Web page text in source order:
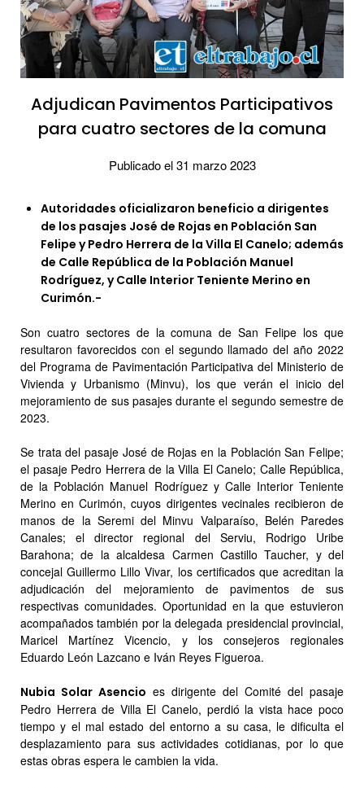
Adjudican Pavimentos Participativos
para cuatro sectores de la comuna
Publicado el 31 marzo 2023
Autoridades oficializaron beneficio a dirigentes
de los pasajes José de Rojas en Población San
Felipe y Pedro Herrera de la Villa El Canelo; además
de Calle República de la Población Manuel
Rodríguez, y Calle Interior Teniente Merino en
Curimón.-
Son cuatro sectores de la comuna de San Felipe los que
resultaron favorecidos con el segundo llamado del año 2022
del Programa de Pavimentación Participativa del Ministerio de
Vivienda y Urbanismo (Minvu), los que verán el inicio del
mejoramiento de sus pasajes durante el segundo semestre de
2023.
Se trata del pasaje José de Rojas en la Población San Felipe;
el pasaje Pedro Herrera de la Villa El Canelo; Calle República,
de la Población Manuel Rodríguez y Calle Interior Teniente
Merino en Curimón, cuyos dirigentes vecinales recibieron de
manos de la Seremi del Minvu Valparaíso, Belén Paredes
Canales; el director regional del Serviu, Rodrigo Uribe
Barahona; de la alcaldesa Carmen Castillo Taucher, y del
concejal Guillermo Lillo Vivar, los certificados que acreditan la
adjudicación del mejoramiento de pavimentos de sus
respectivas comunidades. Oportunidad en la que estuvieron
acompañados también por la delegada presidencial provincial,
Maricel Martínez Vicencio, y los consejeros regionales
Eduardo León Lazcano e Iván Reyes Figueroa.
Nubia Solar Asencio es dirigente del Comité del pasaje
Pedro Herrera de Villa El Canelo, perdió la vista hace poco
tiempo y el mal estado del entorno a su casa, le dificulta el
desplazamiento para sus actividades cotidianas, por lo que
estas obras espera le cambien la vida.